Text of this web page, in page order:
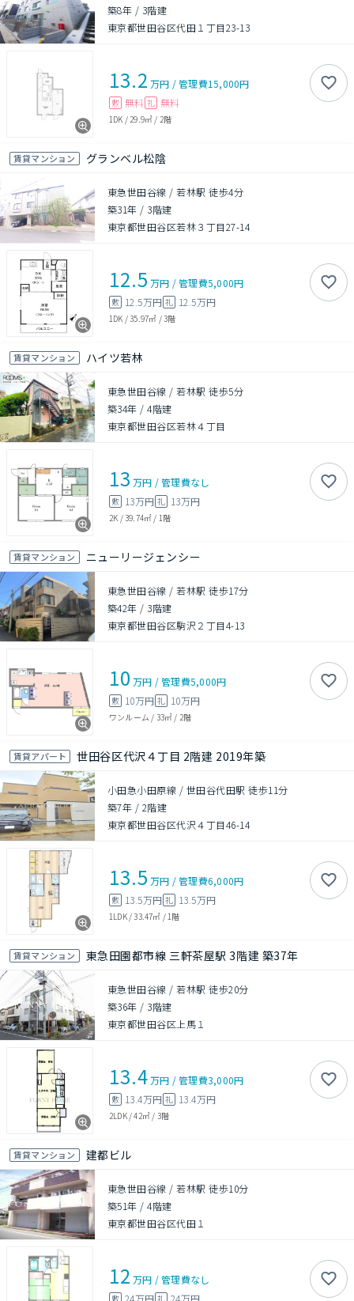
築8年 / 3階建
東京都世田谷区代田１丁目23-13
13.2 万円 /管理費15,000円
敷 無料 礼 無料
1DK / 29.9㎡ / 2階
賃貸マンション グランベル松陰
東急世田谷線 / 若林駅 徒歩4分
築31年 / 3階建
東京都世田谷区若林３丁目27-14
12.5 万円 /管理費5,000円
敷 12.5万円 礼 12.5万円
1DK /35.97㎡ /3階
賃貸マンション ハイツ若林
東急世田谷線 / 若林駅 徒歩5分
築34年 /4階建
東京都世田谷区若林４丁目
13 万円 /管理費なし
敷 13万円 礼 13万円
2K /39.74㎡ / 1階
賃貸マンション ニューリージェンシー
東急世田谷線 / 若林駅 徒歩17分
築42年 / 3階建
東京都世田谷区駒沢２丁目4-13
10 万円 /管理費5,000円
敷 10万円 礼 10万円
ワンルーム / 33㎡ / 2階
賃貸アパート 世田谷区代沢４丁目 2階建 2019年築
小田急小田原線 / 世田谷代田駅 徒歩11分
築7年 / 2階建
東京都世田谷区代沢４丁目46-14
13.5 万円 /管理費6,000円
敷 13.5万円 礼 13.5万円
1LDK/33.47㎡ / 1階
賃貸マンション 東急田園都市線 三軒茶屋駅 3階建 築37年
東急世田谷線 / 若林駅 徒歩20分
築36年 / 3階建
東京都世田谷区上馬１
13.4万円 /管理費3,000円
敷 13.4万円 礼 13.4万円
2LDK/42㎡ / 3階
賃貸マンション 建都ビル
東急世田谷線 / 若林駅 徒歩10分
築51年 /4階建
東京都世田谷区代田１
12 万円 /管理費なし
敷 24万円 礼 24万円